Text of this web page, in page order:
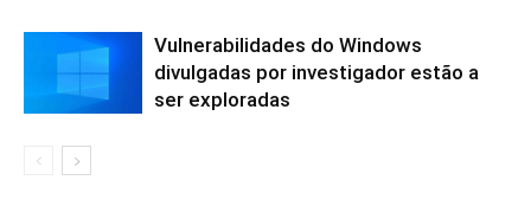
Vulnerabilidades do Windows
divulgadas por investigador estão a
ser exploradas